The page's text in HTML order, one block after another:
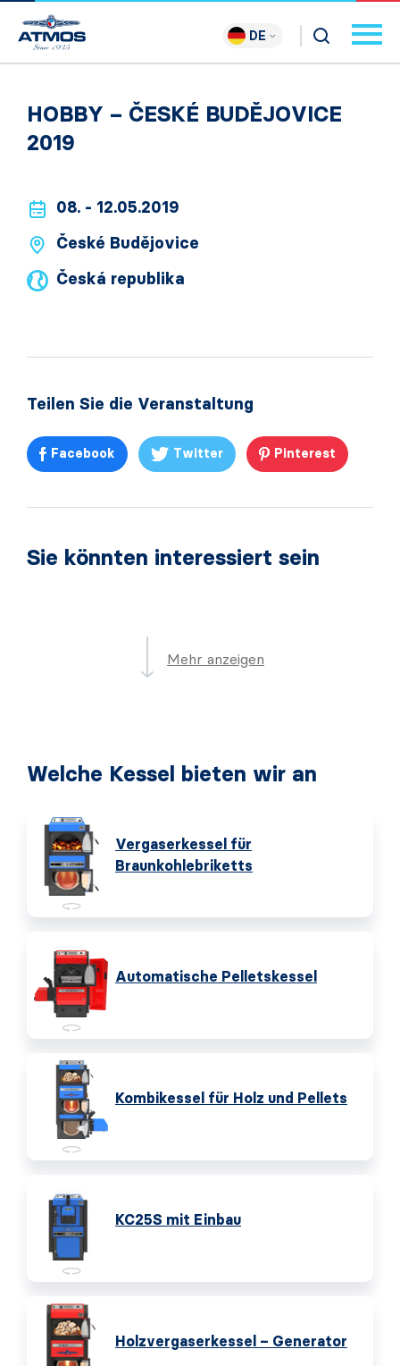
DE
HOBBY – ČESKÉ BUDĚJOVICE
2019
08. - 12.05.2019
České Budějovice
Česká republika
Teilen Sie die Veranstaltung
Facebook Twitter Pinterest
Sie könnten interessiert sein
Mehr anzeigen
Welche Kessel bieten wir an
Vergaserkessel für
Braunkohlebriketts
Automatische Pelletskessel
Kombikessel für Holz und Pellets
KC25S mit Einbau
Holzvergaserkessel – Generator